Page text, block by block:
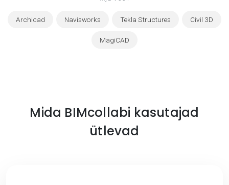
Archicad Navisworks Tekla Structures Civil 3D
MagiCAD
Mida BIMcollabi kasutajad
ütlevad